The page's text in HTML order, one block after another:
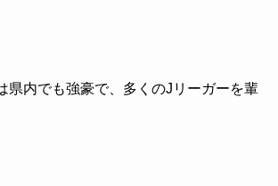
県内でも強豪で、多くのJリーガーを輩